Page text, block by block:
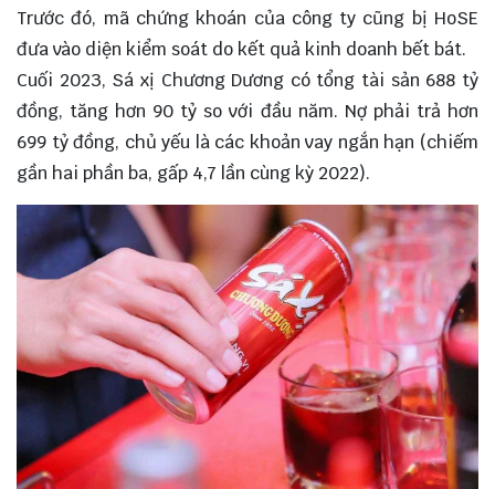
Trước đó, mã chứng khoán của công ty cũng bị HoSE
đưa vào diện kiểm soát do kết quả kinh doanh bết bát.
Cuối 2023, Sá xị Chương Dương có tổng tài sản 688 tỷ
đồng, tăng hơn 90 tỷ so với đầu năm. Nợ phải trả hơn
699 tỷ đồng, chủ yếu là các khoản vay ngắn hạn (chiếm
gần hai phần ba, gấp 4,7 lần cùng kỳ 2022).